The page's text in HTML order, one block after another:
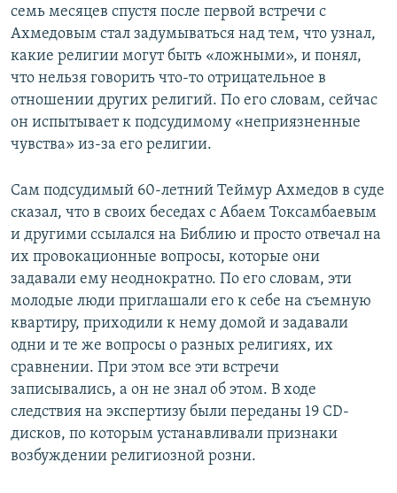
семь месяцев спустя после первой встречи с
Ахмедовым стал задумываться над тем, что узнал,
какие религии могут быть «ложными», и понял,
что нельзя говорить что-то отрицательное в
отношении других религий. По его словам, сейчас
он испытывает к подсудимому «неприязненные
чувства» из-за его религии.
Сам подсудимый 60-летний Теймур Ахмедов в суде
сказал, что в своих беседах с Абаем Токсамбаевым
и другими ссылался на Библию и просто отвечал на
их провокационные вопросы, которые они
задавали ему неоднократно. По его словам, эти
молодые люди приглашали его к себе на съемную
квартиру, приходили к нему домой и задавали
одни и те же вопросы о разных религиях, их
сравнении. При этом все эти встречи
записывались, а он не знал об этом. В ходе
следствия на экспертизу были переданы 19 CD-
дисков, по которым устанавливали признаки
возбуждении религиозной розни.